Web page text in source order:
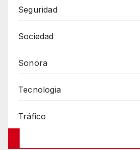
Seguridad
Sociedad
Sonora
Tecnologia
Tráfico